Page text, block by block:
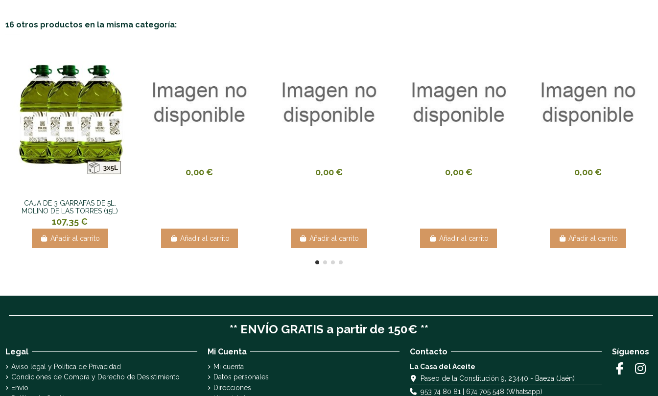
16 otros productos en la misma categoría:
CAJA DE 3 GARRAFAS DE 5L.
MOLINO DE LAS TORRES (15L)
107,35 €
Añadir al carrito
0,00 €
Añadir al carrito
0,00 €
Añadir al carrito
0,00 €
Añadir al carrito
0,00 €
Añadir al carrito
** ENVÍO GRATIS a partir de 150€ **
Legal
Aviso legal y Política de Privacidad
Condiciones de Compra y Derecho de Desistimiento
Envío
Mi Cuenta
Mi cuenta
Datos personales
Direcciones
Contacto
La Casa del Aceite
Paseo de la Constitución 9, 23440 - Baeza (Jaén)
953 74 80 81 | 674 705 548 (Whatsapp)
Síguenos